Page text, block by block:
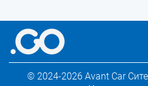
© 2024-2026 Avant Car